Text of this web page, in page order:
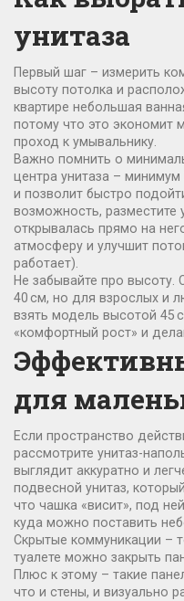
унитаза
Первый шаг – измерить
высоту потолка и
квартире небольшая
потому что это экономит
проход к умывальнику.
Важно помнить о
центра унитаза –
и позволит быстро
возможность, разместите
открывалась прямо на
атмосферу и улучшит
работает).
Не забывайте про высоту.
40 см, но для взрослых и
взять модель высотой 45
«комфортный рост» и
для
Если пространство
рассмотрите унитаз-
выглядит аккуратно и
подвесной унитаз,
что чашка «висит», под
куда можно поставить
Скрытые коммуникации –
туалете можно закрыть
Плюс к этому – такие
что и стены, и визуально